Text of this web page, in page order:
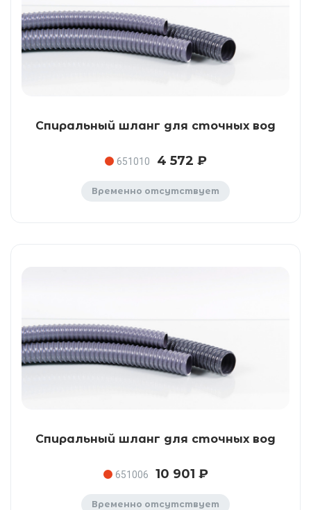
Спиральный шланг для сточных вод
651010 4 572 ₽
Временно отсутствует
Спиральный шланг для сточных вод
651006 10 901 ₽
Временно отсутствует